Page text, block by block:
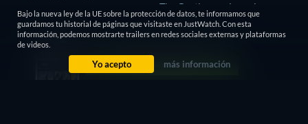
La última casa
The Gentlemen: La serie
Temporada 2
El amor es ciego: Reino Unido
Bajo la nueva ley de la UE sobre la protección de datos, te informamos que
guardamos tu historial de páginas que visitaste en JustWatch. Con esta
información, podemos mostrarte trailers en redes sociales externas y plataformas
de videos.
Yo acepto más información